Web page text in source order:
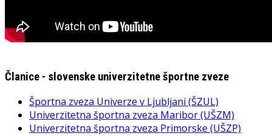
Članice - slovenske univerzitetne športne zveze
Športna zveza Univerze v Ljubljani (ŠZUL)
Univerzitetna športna zveza Maribor (UŠZM)
Univerzitetna športna zveza Primorske (UŠZP)